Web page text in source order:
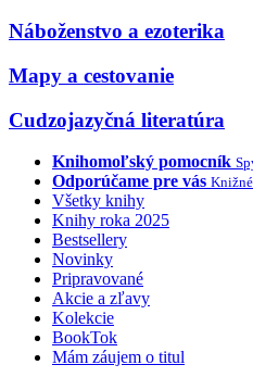
Náboženstvo a ezoterika
Mapy a cestovanie
Cudzojazyčná literatúra
Knihomoľský pomocník
Odporúčame pre vás
Všetky knihy
Knihy roka 2025
Bestsellery
Novinky
Pripravované
Akcie a zľavy
Kolekcie
BookTok
Mám záujem o titul